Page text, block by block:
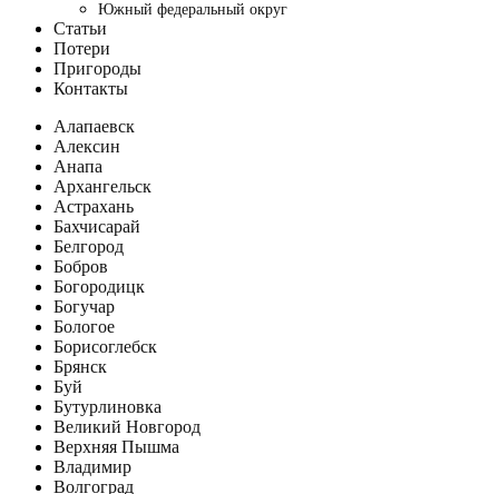
Южный федеральный округ
Статьи
Потери
Пригороды
Контакты
Алапаевск
Алексин
Анапа
Архангельск
Астрахань
Бахчисарай
Белгород
Бобров
Богородицк
Богучар
Бологое
Борисоглебск
Брянск
Буй
Бутурлиновка
Великий Новгород
Верхняя Пышма
Владимир
Волгоград